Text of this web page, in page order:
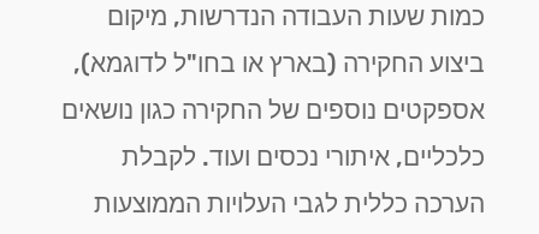
כמות שעות העבודה הנדרשות, מיקום
ביצוע החקירה (בארץ או בחו"ל לדוגמא),
אספקטים נוספים של החקירה כגון נושאים
כלכליים, איתורי נכסים ועוד. לקבלת
הערכה כללית לגבי העלויות הממוצעות